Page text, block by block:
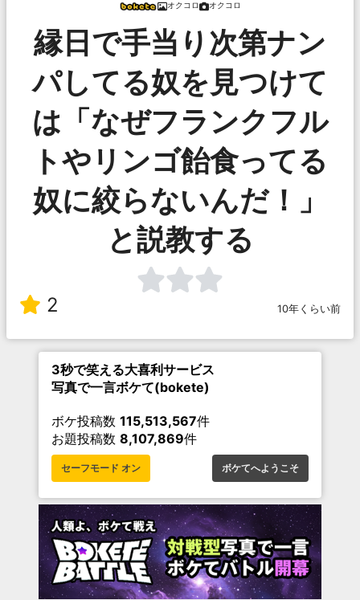
オクコロ オクコロ
縁日で手当り次第ナン
パしてる奴を見つけて
は「なぜフランクフル
トやリンゴ飴食ってる
奴に絞らないんだ！」
と説教する
2 10年くらい前
3秒で笑える大喜利サービス
写真で一言ボケて(bokete)
ボケ投稿数 115,513,567件
お題投稿数 8,107,869件
セーフモード オン ボケてへようこそ